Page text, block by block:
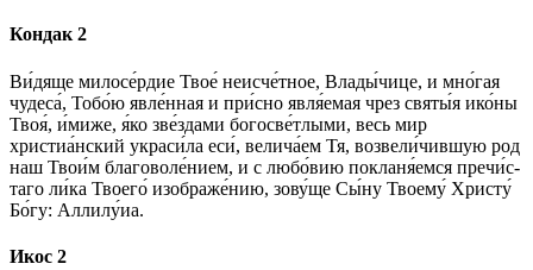
Кондак 2
Ви́­дя­ще ми­ло­се́р­дие Твое́ не­ис­че́т­ное, Вла­ды́­чи­це, и мно́гая
чу­де­са́, То­бо́ю явле́нная и при́с­но явля́емая чрез свя­ты́я ико́­ны
Твоя́, и́ми­же, я́ко зве́здами богосве́тлыми, весь мир
христиа́нский украси́ла еси́, ве­ли­ча́­ем Тя, возвели́чившую род
наш Тво­и́м бла­го­во­ле́­ни­ем, и с лю­бо́­вию покланя́емся пре­чи́с­
та­го ли́­ка Тво­его́ изображе́нию, зо­ву́­ще Сы́­ну Тво­ему́ Хри­сту́
Бо́­гу: Алли­лу́иа.
Икос 2